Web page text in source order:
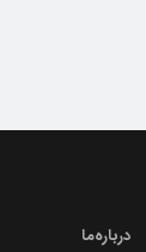
درباره‌‌ما